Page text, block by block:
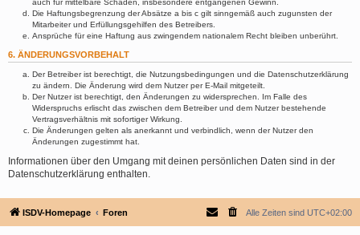
auch für mittelbare Schäden, insbesondere entgangenen Gewinn.
Die Haftungsbegrenzung der Absätze a bis c gilt sinngemäß auch zugunsten der
Mitarbeiter und Erfüllungsgehilfen des Betreibers.
Ansprüche für eine Haftung aus zwingendem nationalem Recht bleiben unberührt.
6. ÄNDERUNGSVORBEHALT
Der Betreiber ist berechtigt, die Nutzungsbedingungen und die Datenschutzerklärung
zu ändern. Die Änderung wird dem Nutzer per E-Mail mitgeteilt.
Der Nutzer ist berechtigt, den Änderungen zu widersprechen. Im Falle des
Widerspruchs erlischt das zwischen dem Betreiber und dem Nutzer bestehende
Vertragsverhältnis mit sofortiger Wirkung.
Die Änderungen gelten als anerkannt und verbindlich, wenn der Nutzer den
Änderungen zugestimmt hat.
Informationen über den Umgang mit deinen persönlichen Daten sind in der
Datenschutzerklärung enthalten.
ISDV-Homepage Foren Alle Zeiten sind UTC+02:00